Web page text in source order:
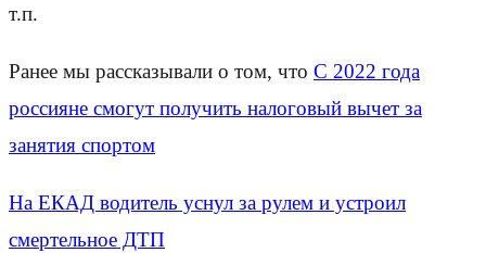
т.п.
Ранее мы рассказывали о том, что С 2022 года
россияне смогут получить налоговый вычет за
занятия спортом
На ЕКАД водитель уснул за рулем и устроил
смертельное ДТП